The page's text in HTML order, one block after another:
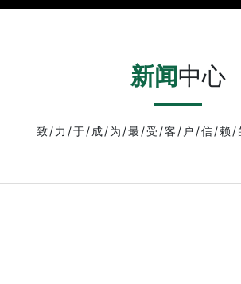
新闻中心
致/力/于/成/为/最/受/客/户/信/赖/